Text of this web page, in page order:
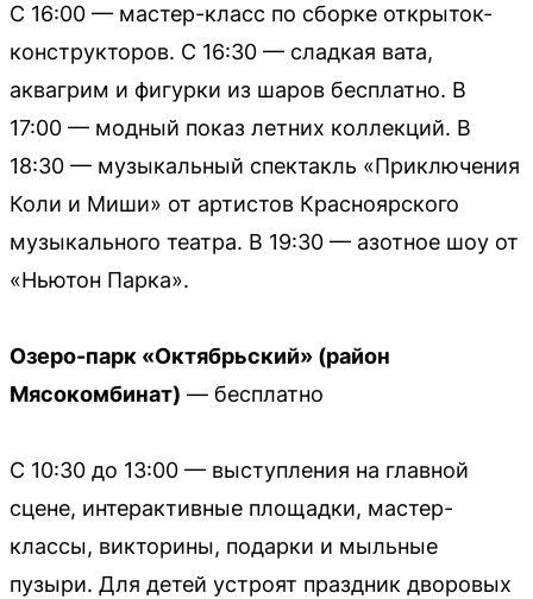
С 16:00 — мастер-класс по сборке открыток-
конструкторов. С 16:30 — сладкая вата,
аквагрим и фигурки из шаров бесплатно. В
17:00 — модный показ летних коллекций. В
18:30 — музыкальный спектакль «Приключения
Коли и Миши» от артистов Красноярского
музыкального театра. В 19:30 — азотное шоу от
«Ньютон Парка».
Озеро-парк «Октябрьский» (район
Мясокомбинат) — бесплатно
С 10:30 до 13:00 — выступления на главной
сцене, интерактивные площадки, мастер-
классы, викторины, подарки и мыльные
пузыри. Для детей устроят праздник дворовых